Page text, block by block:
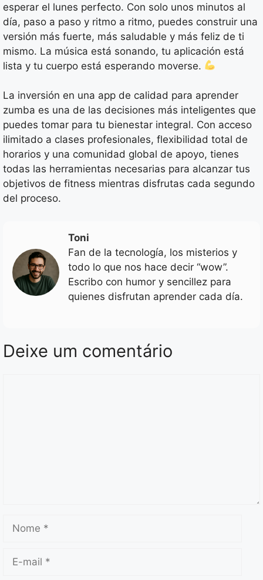
esperar el lunes perfecto. Con solo unos minutos al
día, paso a paso y ritmo a ritmo, puedes construir una
versión más fuerte, más saludable y más feliz de ti
mismo. La música está sonando, tu aplicación está
lista y tu cuerpo está esperando moverse.
La inversión en una app de calidad para aprender
zumba es una de las decisiones más inteligentes que
puedes tomar para tu bienestar integral. Con acceso
ilimitado a clases profesionales, flexibilidad total de
horarios y una comunidad global de apoyo, tienes
todas las herramientas necesarias para alcanzar tus
objetivos de fitness mientras disfrutas cada segundo
del proceso.
Toni
Fan de la tecnología, los misterios y
todo lo que nos hace decir “wow”.
Escribo con humor y sencillez para
quienes disfrutan aprender cada día.
Deixe um comentário
Nome